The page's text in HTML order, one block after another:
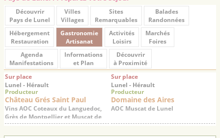
Découvrir
Pays de Lunel
Villes
Villages
Sites
Remarquables
Balades
Randonnées
Hébergement
Restauration
Gastronomie
Artisanat
Activités
Loisirs
Marchés
Foires
Agenda
Manifestations
Informations
et Plan
Découvrir
à Proximité
Sur place
Lunel - Hérault
Producteur
Château Grés Saint Paul
Vins AOC Coteaux du Languedoc,
Grès de Montpellier et Muscat de
Lunel
Sur place
Lunel - Hérault
Producteur
Domaine des Aires
AOC Muscat de Lunel